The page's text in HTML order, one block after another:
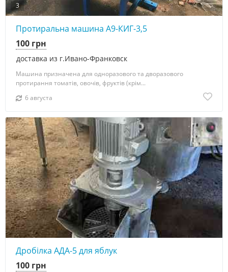
3
Протиральна машина А9-КИГ-3,5
доставка из г.Ивано-Франковск
100 грн
Машина призначена для одноразового та дворазового
протирання томатів, овочів, фруктів (крім...
6 августа
Дробілка АДА-5 для яблук
100 грн